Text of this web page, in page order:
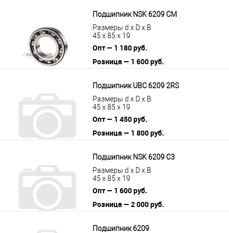
Подшипник NSK 6209 CM
Размеры d x D x B
45 x 85 x 19
Опт — 1 180 руб.
Розница — 1 600 руб.
Подшипник UBC 6209 2RS
Размеры d x D x B
45 x 85 x 19
Опт — 1 450 руб.
Розница — 1 800 руб.
Подшипник NSK 6209 C3
Размеры d x D x B
45 x 85 x 19
Опт — 1 600 руб.
Розница — 2 000 руб.
Подшипник 6209